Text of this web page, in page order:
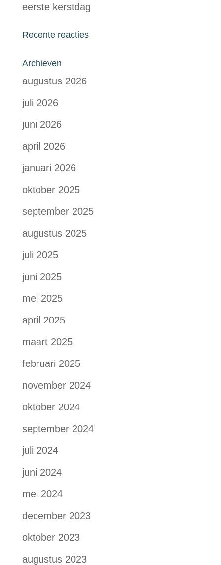
eerste kerstdag
Recente reacties
Archieven
augustus 2026
juli 2026
juni 2026
april 2026
januari 2026
oktober 2025
september 2025
augustus 2025
juli 2025
juni 2025
mei 2025
april 2025
maart 2025
februari 2025
november 2024
oktober 2024
september 2024
juli 2024
juni 2024
mei 2024
december 2023
oktober 2023
augustus 2023